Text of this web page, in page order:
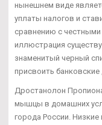
нынешнем виде
уплаты налогов и
сравнению с
иллюстрация
знаменитый черный
присвоить
Дростанолон
мышцы в домашних
города России.